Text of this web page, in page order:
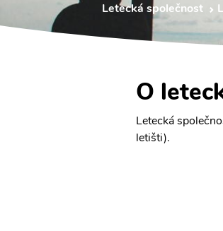
Letecká společnost
O
Letecká
letišti).